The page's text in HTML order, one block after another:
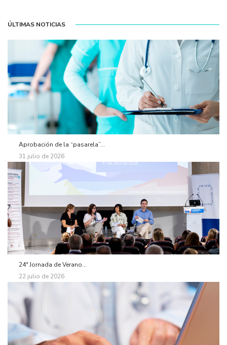
ÚLTIMAS NOTICIAS
Aprobación de la “pasarela”...
31 julio de 2026
24ª Jornada de Verano...
22 julio de 2026